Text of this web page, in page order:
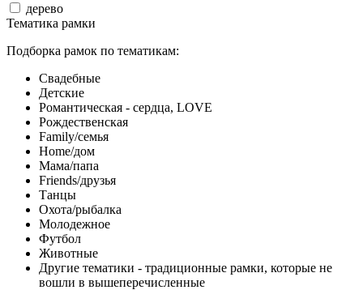
дерево
Тематика рамки
Подборка рамок по тематикам:
Свадебные
Детские
Романтическая - сердца, LOVE
Рождественская
Family/семья
Home/дом
Мама/папа
Friends/друзья
Танцы
Охота/рыбалка
Молодежное
Футбол
Животные
Другие тематики - традиционные рамки, которые не
вошли в вышеперечисленные